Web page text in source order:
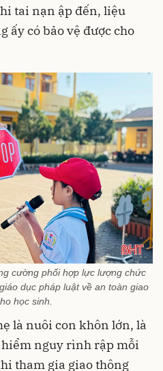
tai nạn ập đến, liệu
ấy có bảo vệ được cho
cường phối hợp lực lượng chức
dục pháp luật về an toàn giao
học sinh.
là nuôi con khôn lớn, là
nguy rình rập mỗi
tham gia giao thông